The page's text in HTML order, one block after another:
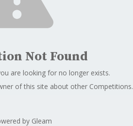
Not Found
are looking for no longer exists.
of this site about other Competitions.
by Gleam